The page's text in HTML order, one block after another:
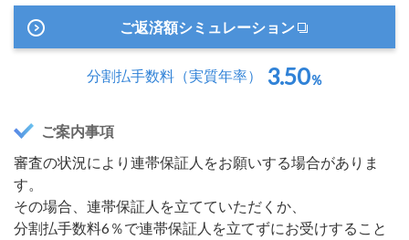
ご返済額シミュレーション
分割払手数料（実質年率） 3.50％
ご案内事項
審査の状況により連帯保証人をお願いする場合がありま
す。
その場合、連帯保証人を立てていただくか、
分割払手数料6％で連帯保証人を立てずにお受けすること